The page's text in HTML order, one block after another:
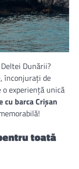
Dunării?
înconjurați de
o experiență unică
cu barca Crișan
toată